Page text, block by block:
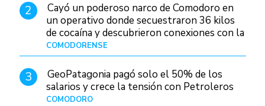
2
Cayó un poderoso narco de Comodoro en
un operativo donde secuestraron 36 kilos
de cocaína y descubrieron conexiones con la
Patagonia
COMODORENSE
3
GeoPatagonia pagó solo el 50% de los
salarios y crece la tensión con Petroleros
COMODORO